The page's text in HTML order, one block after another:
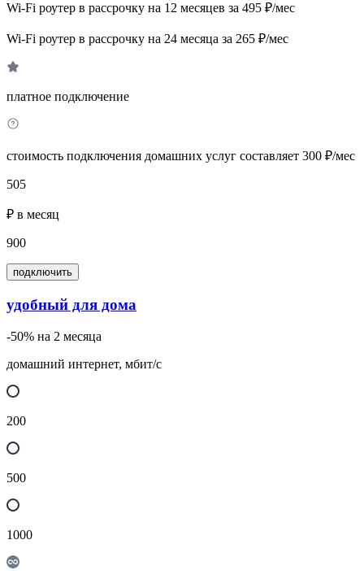
Wi-Fi роутер в рассрочку на 12 месяцев за 495 ₽/мес
Wi-Fi роутер в рассрочку на 24 месяца за 265 ₽/мес
платное подключение
стоимость подключения домашних услуг составляет 300 ₽/мес
505
₽ в месяц
900
подключить
удобный для дома
-50% на 2 месяца
домашний интернет, мбит/с
200
500
1000